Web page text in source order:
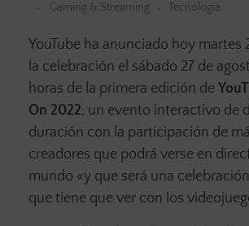
Gaming & Streaming
Tecnología
YouTube ha anunciado hoy martes
la celebración el sábado 27 de
horas de la primera edición de
On 2022, un evento interactivo de
duración con la participación de
creadores que podrá verse en
mundo «y que será una
que tiene que ver con los